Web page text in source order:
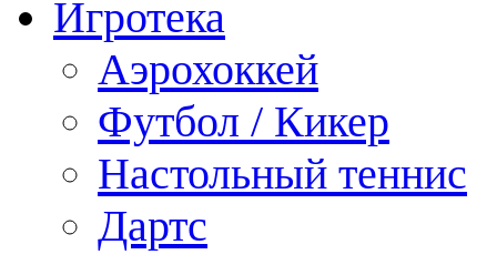
Игротека
Аэрохоккей
Футбол / Кикер
Настольный теннис
Дартс